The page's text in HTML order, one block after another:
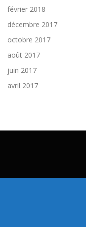
février 2018
décembre 2017
octobre 2017
août 2017
juin 2017
avril 2017